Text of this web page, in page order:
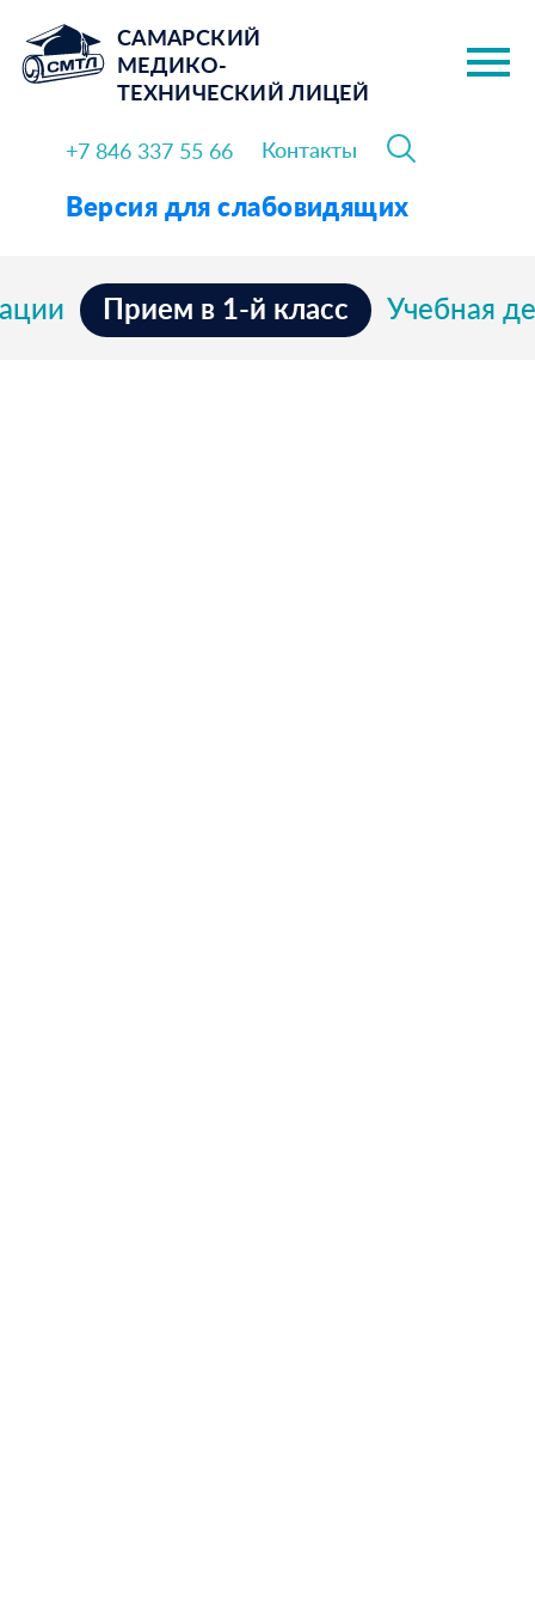
САМАРСКИЙ
МЕДИКО-
ТЕХНИЧЕСКИЙ ЛИЦЕЙ
+7 846 337 55 66 Контакты
Версия для слабовидящих
Прием в 1-й класс Учебная